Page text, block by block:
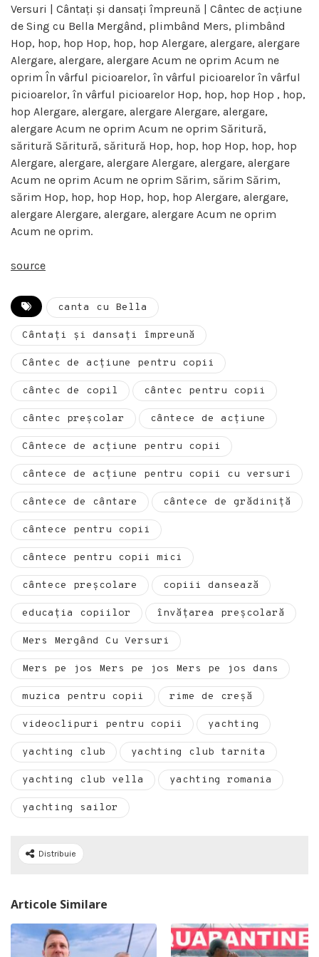
Versuri | Cântați și dansați împreună | Cântec de acțiune
de Sing cu Bella Mergând, plimbând Mers, plimbând
Hop, hop, hop Hop, hop, hop Alergare, alergare, alergare
Alergare, alergare, alergare Acum ne oprim Acum ne
oprim În vârful picioarelor, în vârful picioarelor în vârful
picioarelor, în vârful picioarelor Hop, hop, hop Hop , hop,
hop Alergare, alergare, alergare Alergare, alergare,
alergare Acum ne oprim Acum ne oprim Săritură,
săritură Săritură, săritură Hop, hop, hop Hop, hop, hop
Alergare, alergare, alergare Alergare, alergare, alergare
Acum ne oprim Acum ne oprim Sărim, sărim Sărim,
sărim Hop, hop, hop Hop, hop, hop Alergare, alergare,
alergare Alergare, alergare, alergare Acum ne oprim
Acum ne oprim.
source
canta cu Bella
Cântați și dansați împreună
Cântec de acțiune pentru copii
cântec de copil cântec pentru copii
cântec preșcolar cântece de acțiune
Cântece de acțiune pentru copii
cântece de acțiune pentru copii cu versuri
cântece de cântare cântece de grădiniță
cântece pentru copii
cântece pentru copii mici
cântece preșcolare copiii dansează
educația copiilor învăţarea preşcolară
Mers Mergând Cu Versuri
Mers pe jos Mers pe jos Mers pe jos dans
muzica pentru copii rime de creșă
videoclipuri pentru copii yachting
yachting club yachting club tarnita
yachting club vella yachting romania
yachting sailor
Distribuie
Articole Similare